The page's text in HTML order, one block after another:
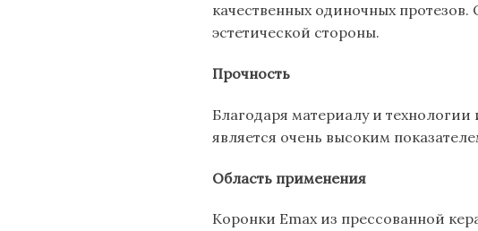
качественных одиночных
эстетической стороны.
Прочность
Благодаря материалу и
является очень высоким
Область применения
Коронки Emax из прессованной